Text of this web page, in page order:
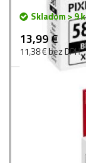
Skladom > 9
13,99 €
11,38 € bez DPH